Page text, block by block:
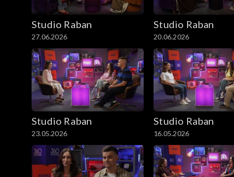
Studio Raban
27.06.2026
Studio Raban
20.06.2026
Studio Raban
23.05.2026
Studio Raban
16.05.2026